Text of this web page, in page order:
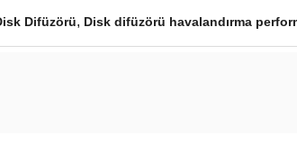
Difüzörü, Disk difüzörü havalandırma